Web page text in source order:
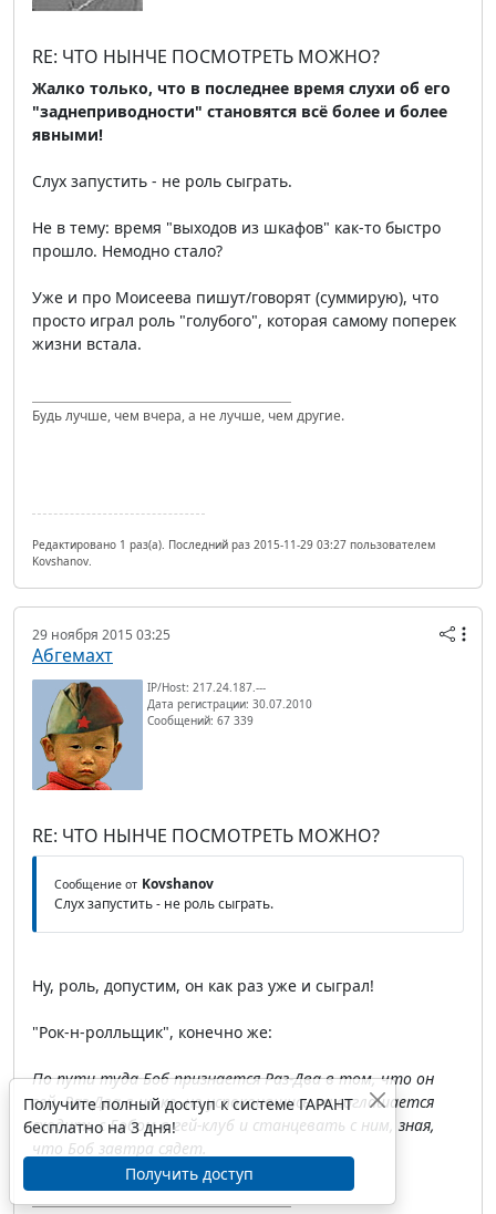
RE: ЧТО НЫНЧЕ ПОСМОТРЕТЬ МОЖНО?
Жалко только, что в последнее время слухи об его
"заднеприводности" становятся всё более и более
явными!
Слух запустить - не роль сыграть.
Не в тему: время "выходов из шкафов" как-то быстро
прошло. Немодно стало?
Уже и про Моисеева пишут/говорят (суммирую), что
просто играл роль "голубого", которая самому поперек
жизни встала.
Будь лучше, чем вчера, а не лучше, чем другие.
Редактировано 1 раз(а). Последний раз 2015-11-29 03:27 пользователем
Kovshanov.
29 ноября 2015 03:25
Абгемахт
IP/Host: 217.24.187.---
Дата регистрации: 30.07.2010
Сообщений: 67 339
RE: ЧТО НЫНЧЕ ПОСМОТРЕТЬ МОЖНО?
Сообщение от Kovshanov
Слух запустить - не роль сыграть.
Ну, роль, допустим, он как раз уже и сыграл!
"Рок-н-ролльщик", конечно же:
По пути туда Боб признается Раз-Два в том, что он
гей. Раз-Два в шоке, но успокоившись он соглашается
сходить с Бобом в гей-клуб и станцевать с ним, зная,
что Боб завтра сядет.
Получите полный доступ к системе ГАРАНТ
бесплатно на 3 дня!
Получить доступ